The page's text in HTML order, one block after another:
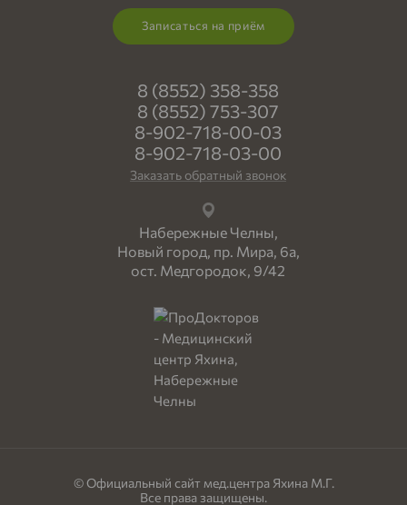
Записаться на приём
8 (8552) 358-358
8 (8552) 753-307
8-902-718-00-03
8-902-718-03-00
Заказать обратный звонок
Набережные Челны,
Новый город, пр. Мира, 6а,
ост. Медгородок, 9/42
© Официальный сайт мед.центра Яхина М.Г.
Все права защищены.